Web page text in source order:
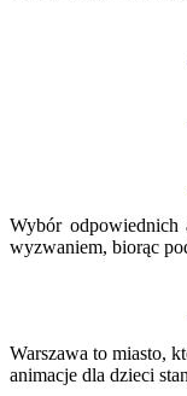
Wybór
wyzwaniem, biorąc
Warszawa to miasto,
animacje dla dzieci